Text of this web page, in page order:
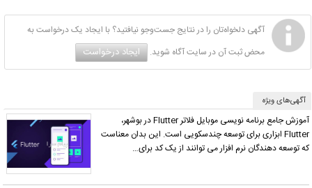
آگهی دلخواه‌تان را در نتایج جست‌وجو نیافتید؟ با ایجاد یک درخواست به
محض ثبت آن در سایت آگاه شوید. ایجاد درخواست
آگهی‌های ویژه
آموزش جامع برنامه نویسی موبایل فلاتر Flutter در بوشهر،
Flutter ابزاری برای توسعه چندسکویی است. این بدان معناست
که توسعه دهندگان نرم افزار می توانند از یک کد برای…